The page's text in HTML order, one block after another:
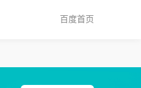
百度首页